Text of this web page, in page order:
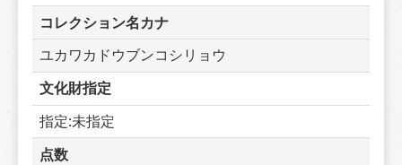
コレクション名カナ
ユカワカドウブンコシリョウ
文化財指定
指定:未指定
点数